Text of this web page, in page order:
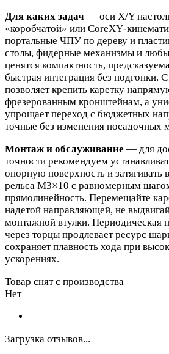
Для каких задач — оси X/Y
«коробчатой» или
портальные ЧПУ по дереву и
столы, фидерные механизмы и
ценятся компактность,
быстрая интеграция без подгонки.
позволяет крепить каретку
фрезерованным кронштейнам, а
упрощает переход c бюджетных
точные без изменения посадочных
Монтаж и обслуживание — для
точности рекомендуем
опорную поверхность и затягивать
рельса M3×10 с равномерным
прямолинейность. Перемещайте
надетой направляющей, не
монтажной втулки. Периодическая
через торцы продлевает ресурс
сохраняет плавность хода при
ускорениях.
Товар снят с производства
Нет
Загрузка отзывов...